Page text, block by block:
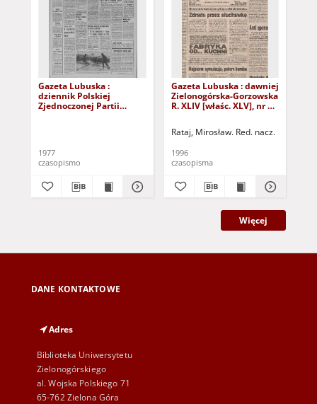
Gazeta Lubuska :
dziennik Polskiej
Zjednoczonej Partii
1977
czasopismo
Gazeta Lubuska : dawniej
Zielonogórska-Gorzowska
R. XLIV [właśc. XLV], nr 52
Rataj, Mirosław. Red. nacz.
1996
czasopisma
Więcej
DANE KONTAKTOWE
Adres
Biblioteka Uniwersytetu
Zielonogórskiego
al. Wojska Polskiego 71
65-762 Zielona Góra